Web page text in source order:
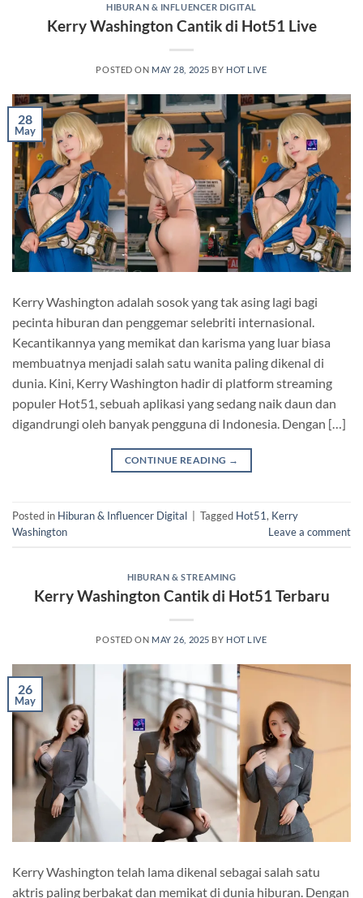
HIBURAN & INFLUENCER DIGITAL
Kerry Washington Cantik di Hot51 Live
POSTED ON MAY 28, 2025 BY HOT LIVE
28
May
Kerry Washington adalah sosok yang tak asing lagi bagi
pecinta hiburan dan penggemar selebriti internasional.
Kecantikannya yang memikat dan karisma yang luar biasa
membuatnya menjadi salah satu wanita paling dikenal di
dunia. Kini, Kerry Washington hadir di platform streaming
populer Hot51, sebuah aplikasi yang sedang naik daun dan
digandrungi oleh banyak pengguna di Indonesia. Dengan […]
CONTINUE READING →
Posted in Hiburan & Influencer Digital Tagged Hot51, Kerry
Washington
Leave a comment
HIBURAN & STREAMING
Kerry Washington Cantik di Hot51 Terbaru
POSTED ON MAY 26, 2025 BY HOT LIVE
26
May
Kerry Washington telah lama dikenal sebagai salah satu
aktris paling berbakat dan memikat di dunia hiburan. Dengan